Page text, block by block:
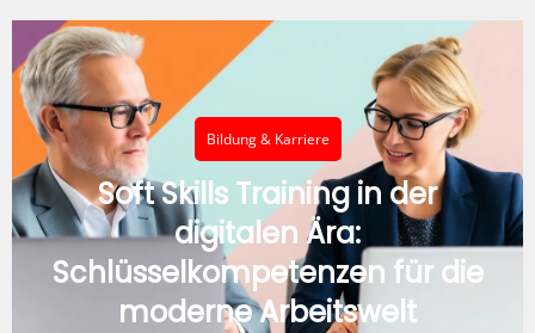
Bildung & Karriere
Soft Skills Training in der
digitalen Ära:
Schlüsselkompetenzen für die
moderne Arbeitswelt